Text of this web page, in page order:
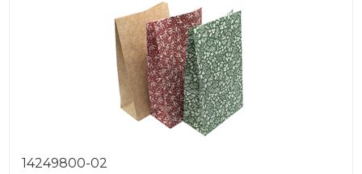
14249800-02